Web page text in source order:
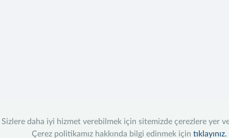
Sizlere daha iyi hizmet verebilmek için sitemizde çerezlere yer
Çerez politikamız hakkında bilgi edinmek için tıklayınız.